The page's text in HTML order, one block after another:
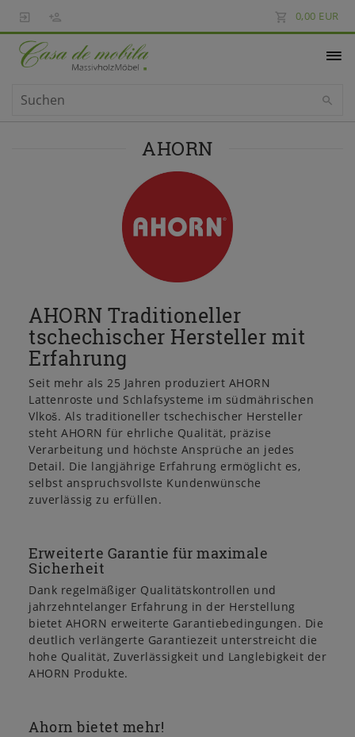
0,00 EUR
AHORN
AHORN Traditioneller
tschechischer Hersteller mit
Erfahrung
Seit mehr als 25 Jahren produziert AHORN
Lattenroste und Schlafsysteme im südmährischen
Vlkoš. Als traditioneller tschechischer Hersteller
steht AHORN für ehrliche Qualität, präzise
Verarbeitung und höchste Ansprüche an jedes
Detail. Die langjährige Erfahrung ermöglicht es,
selbst anspruchsvollste Kundenwünsche
zuverlässig zu erfüllen.
Erweiterte Garantie für maximale
Sicherheit
Dank regelmäßiger Qualitätskontrollen und
jahrzehntelanger Erfahrung in der Herstellung
bietet AHORN erweiterte Garantiebedingungen. Die
deutlich verlängerte Garantiezeit unterstreicht die
hohe Qualität, Zuverlässigkeit und Langlebigkeit der
AHORN Produkte.
Ahorn bietet mehr!